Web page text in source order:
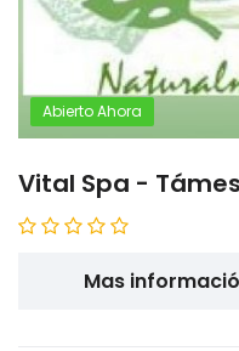
Abierto Ahora
Vital Spa -
Mas